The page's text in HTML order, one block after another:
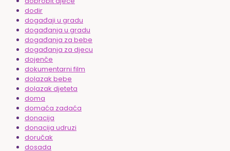
dodir
događaji u gradu
događanja u gradu
događanja za bebe
događanja za djecu
dojenče
dokumentarni film
dolazak bebe
dolazak djeteta
doma
domaća zadaća
donacija
donacija udruzi
doručak
dosada